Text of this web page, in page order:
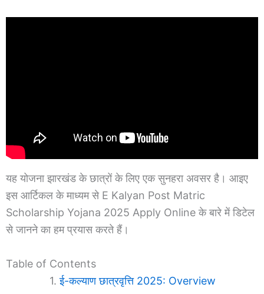
यह योजना झारखंड के छात्रों के लिए एक सुनहरा अवसर है। आइए
इस आर्टिकल के माध्यम से E Kalyan Post Matric
Scholarship Yojana 2025 Apply Online के बारे में डिटेल
से जानने का हम प्रयास करते हैं।
Table of Contents
ई-कल्याण छात्रवृत्ति 2025: Overview